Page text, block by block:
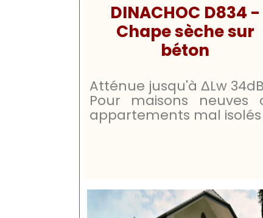
DINACHOC D834 -
Chape sèche sur
béton
Atténue jusqu'à ΔLw 34dB
Pour maisons neuves
appartements mal isolés